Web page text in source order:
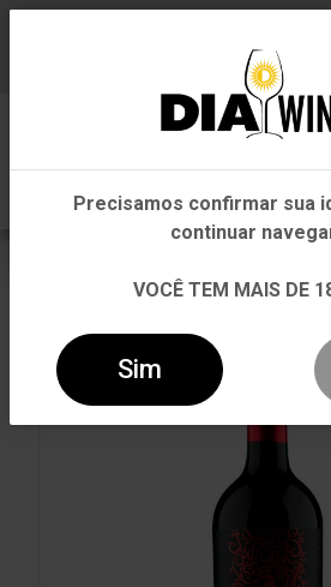
CARNE VERMELHA
VINHO APOTHIC RED
Em que Estado você está?
Pernambuco
Outros
Precisamos confirmar sua
continuar
VOCÊ TEM MAIS DE
Sim